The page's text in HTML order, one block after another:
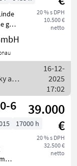
20 % s DPH
10.500 €
netto
a
16-12-
2025
17:02
6
39.000
€
20 % s DPH
32.500 €
netto
17000 h